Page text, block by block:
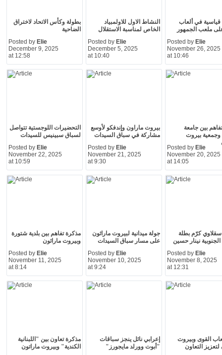
بطولة وكأس الاتحاد لاختراق
الضاحية
Posted by Elie
December 9, 2025
at 12:58
النشاط الاول للاولمبياد
الخاص لمناسبة الاستقلال
Posted by Elie
December 5, 2025
at 10:40
قياسية في ألعاب
ملعب الجمهور
Posted by Elie
November 26, 2025
at 10:46
التحضيرات اللوجستية تتواصل
لسباق سبينيس للسيدات
Posted by Elie
November 22, 2025
at 10:59
بيروت ماراون وإندفكو لأوسع
مشاركة في سباق السيدات
Posted by Elie
November 21, 2025
at 9:30
بين جامعة
MUBS وجمعية بيروت
Posted by Elie
November 20, 2025
at 14:05
مذكرة تفاهم بين بلدية شتورة
وبيروت ماراثون
Posted by Elie
November 11, 2025
at 8:14
جولة ميدانية لبيروت ماراثون
على مسار سباق السيدات
Posted by Elie
November 10, 2025
at 9:24
كرّم بطلة
نينار حسين
Posted by Elie
November 8, 2025
at 12:31
مذكرة تعاون بين "اللبنانية
الكندية" وبيروت ماراتون
إعرابي نائل ينجز سباقات
"أبوت وورلد مايجورز"
القوى وبيروت
لتعزيز التعاون